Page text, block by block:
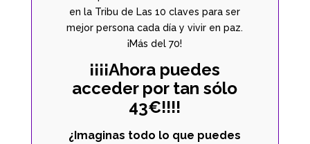
en la Tribu de Las 10 claves para ser
mejor persona cada día y vivir en paz.
¡Más del 70!
¡¡¡¡Ahora puedes
acceder por tan sólo
43€!!!!
¿Imaginas todo lo que puedes